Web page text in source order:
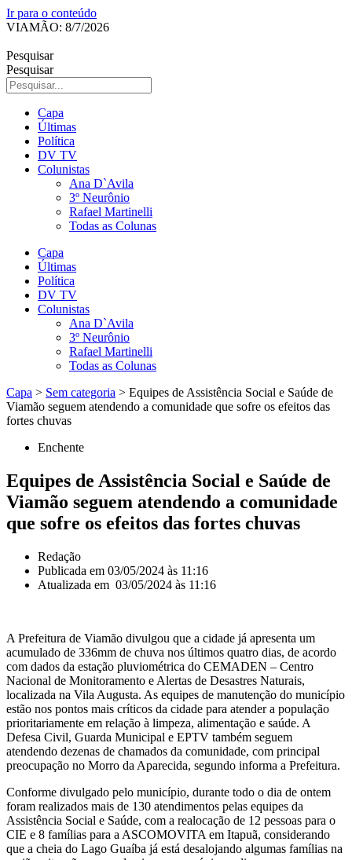
Ir para o conteúdo
VIAMÃO: 8/7/2026
Pesquisar
Pesquisar
Capa
Últimas
Política
DV TV
Colunistas
Ana D`Avila
3º Neurônio
Rafael Martinelli
Todas as Colunas
Capa
Últimas
Política
DV TV
Colunistas
Ana D`Avila
3º Neurônio
Rafael Martinelli
Todas as Colunas
Capa > Sem categoria > Equipes de Assistência Social e Saúde de
Viamão seguem atendendo a comunidade que sofre os efeitos das
fortes chuvas
Enchente
Equipes de Assistência Social e Saúde de
Viamão seguem atendendo a comunidade
que sofre os efeitos das fortes chuvas
Redação
Publicada em 03/05/2024 às 11:16
Atualizada em 03/05/2024 às 11:16
A Prefeitura de Viamão divulgou que a cidade já apresenta um
acumulado de 336mm de chuva nos últimos quatro dias, de acordo
com dados da estação pluviométrica do CEMADEN – Centro
Nacional de Monitoramento e Alertas de Desastres Naturais,
localizada na Vila Augusta. As equipes de manutenção do município
estão nos pontos mais críticos da cidade para atender a população
prioritariamente em relação à limpeza, alimentação e saúde. A
Defesa Civil, Guarda Municipal e EPTV também seguem
atendendo dezenas de chamados da comunidade, com principal
preocupação no Morro da Aparecida, segundo informa a Prefeitura.
Conforme divulgado pelo município, durante todo o dia de ontem
foram realizados mais de 130 atendimentos pelas equipes da
Assistência Social e Saúde, com a realocação de 12 pessoas para o
CIE e 8 famílias para a ASCOMOVITA em Itapuã, considerando
que a cheia do Lago Guaíba já está desalojando algumas famílias na